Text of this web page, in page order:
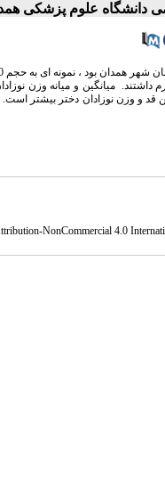
ای به حجم 460 نوزاد انتخاب گردید.
NonCommercial 4.0